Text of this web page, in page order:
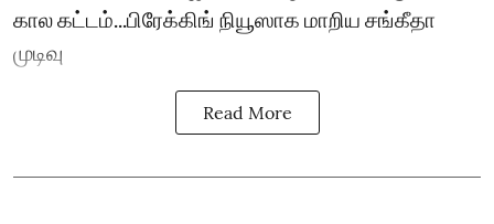
கால கட்டம்...பிரேக்கிங் நியூஸாக மாறிய சங்கீதா
முடிவு
Read More